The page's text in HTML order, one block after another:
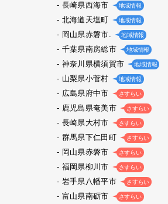
長崎県西海市 地域情報
北海道天塩町 地域情報
岡山県赤磐市. 地域情報
千葉県南房総市 地域情報
神奈川県横須賀市 地域情報
山梨県小菅村 地域情報
広島県府中市 さすらい
鹿児島県奄美市 さすらい
長崎県大村市 さすらい
群馬県下仁田町 さすらい
岡山県赤磐市 さすらい
福岡県柳川市 さすらい
岩手県八幡平市 さすらい
富山県南砺市 さすらい